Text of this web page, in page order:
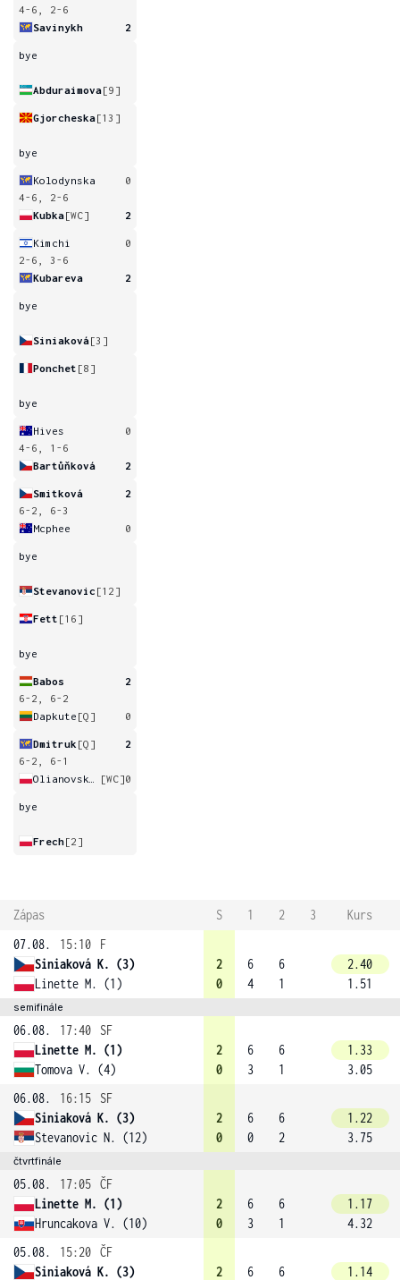
4-6, 2-6
Savinykh
2
bye
Abduraimova[9]
Gjorcheska[13]
bye
Kolodynska
0
4-6, 2-6
Kubka[WC] 2
Kimchi
0
2-6, 3-6
Kubareva
2
bye
Siniaková[3]
Ponchet [8]
bye
Hives
0
4-6, 1-6
Bartůňková
2
Smitková
2
6-2, 6-3
Mcphee
0
bye
Stevanovic [12]
Fett [16]
bye
Babos
2
6-2, 6-2
Dapkute [Q] 0
Dmitruk [Q]
2
6-2, 6-1
[WC]0
bye
Frech[2]
Zápas S 1 2 3
Kurs
07.08.
15:10
F
Siniaková K. (3)
Linette M. (1)
2
0
6
4
6
1
2.40
1.51
semifinále
06.08. 17:40
SF
Linette M. (1)
Tomova V. (4)
2
0
6
3
6
1
1.33
3.05
06.08.
16:15
SF
Siniaková K. (3)
Stevanovic N. (12)
2
0
6
0
6
2
1.22
3.75
čtvrtfinále
05.08. 17:05 ČF
Linette M. (1)
Hruncakova V. (10)
2
0
6
3
6
1
1.17
4.32
05.08.
15:20 ČF
Siniaková K. (3)
2 6 6 1.14